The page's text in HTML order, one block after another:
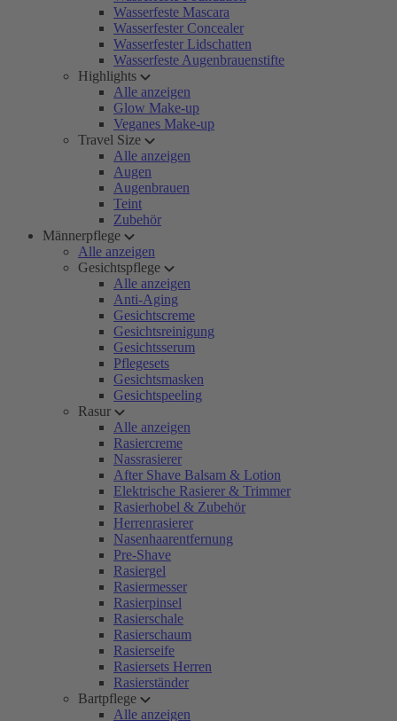
Wasserfeste Mascara
Wasserfester Concealer
Wasserfester Lidschatten
Wasserfeste Augenbrauenstifte
Highlights
Alle anzeigen
Glow Make-up
Veganes Make-up
Travel Size
Alle anzeigen
Augen
Augenbrauen
Teint
Zubehör
Männerpflege
Alle anzeigen
Gesichtspflege
Alle anzeigen
Anti-Aging
Gesichtscreme
Gesichtsreinigung
Gesichtsserum
Pflegesets
Gesichtsmasken
Gesichtspeeling
Rasur
Alle anzeigen
Rasiercreme
Nassrasierer
After Shave Balsam & Lotion
Elektrische Rasierer & Trimmer
Rasierhobel & Zubehör
Herrenrasierer
Nasenhaarentfernung
Pre-Shave
Rasiergel
Rasiermesser
Rasierpinsel
Rasierschale
Rasierschaum
Rasierseife
Rasiersets Herren
Rasierständer
Bartpflege
Alle anzeigen